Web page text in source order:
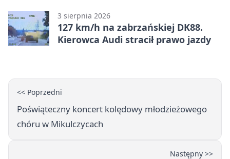
3 sierpnia 2026
127 km/h na zabrzańskiej DK88.
Kierowca Audi stracił prawo jazdy
<< Poprzedni
Poświąteczny koncert kolędowy młodzieżowego
chóru w Mikulczycach
Następny >>